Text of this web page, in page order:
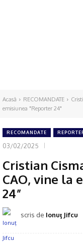
Acasă RECOMANDATE
emisiunea "Reporter 24"
RECOMANDATE
03/02/2025
Cristian
CAO, vine la
24”
scris de Ionuţ Jifcu